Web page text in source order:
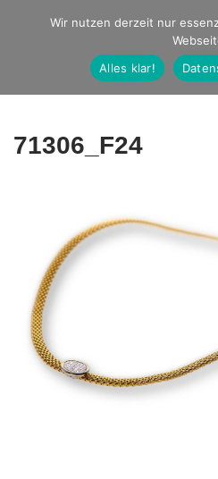
Studio Ernst
Fotografie
71306_F24
Wir nutzen derzeit nur
Alles klar!